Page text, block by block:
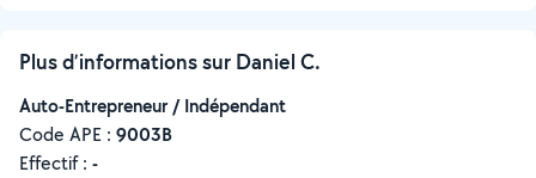
Plus d’informations sur Daniel C.
Auto-Entrepreneur / Indépendant
Code APE : 9003B
Effectif : -